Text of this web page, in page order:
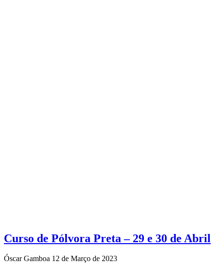
Curso de Pólvora Preta – 29 e 30 de Abril
Óscar Gamboa 12 de Março de 2023